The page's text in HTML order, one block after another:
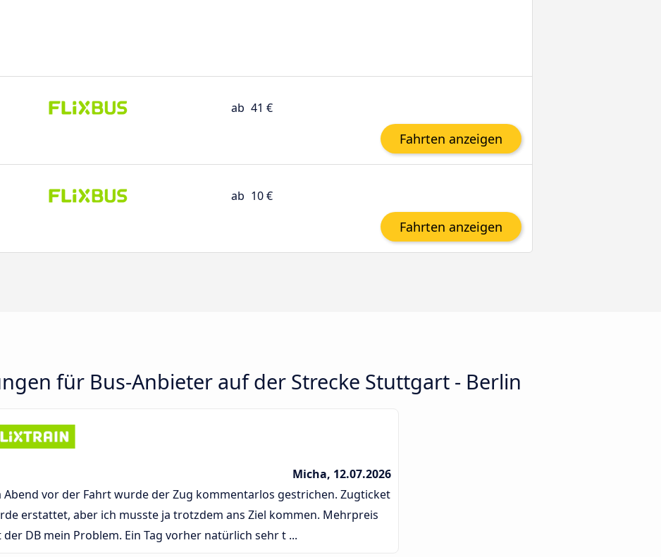
ab 41 €
Fahrten anzeigen
ab 10 €
Fahrten anzeigen
für Bus-Anbieter auf der Strecke Stuttgart - Berlin
Micha, 12.07.2026
Abend vor der Fahrt wurde der Zug kommentarlos gestrichen. Zugticket
erstattet, aber ich musste ja trotzdem ans Ziel kommen. Mehrpreis
der DB mein Problem. Ein Tag vorher natürlich sehr t ...